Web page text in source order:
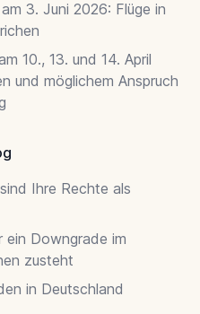
3. Juni 2026: Flüge in
10., 13. und 14. April
und möglichem Anspruch
Ihre Rechte als
ein Downgrade im
zusteht
in Deutschland